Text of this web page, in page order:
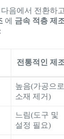
음에서 전환하
에 금속 적층 제
전통적인 제
높음(가공으로
소재 제거)
느림(도구 및
설정 필요)